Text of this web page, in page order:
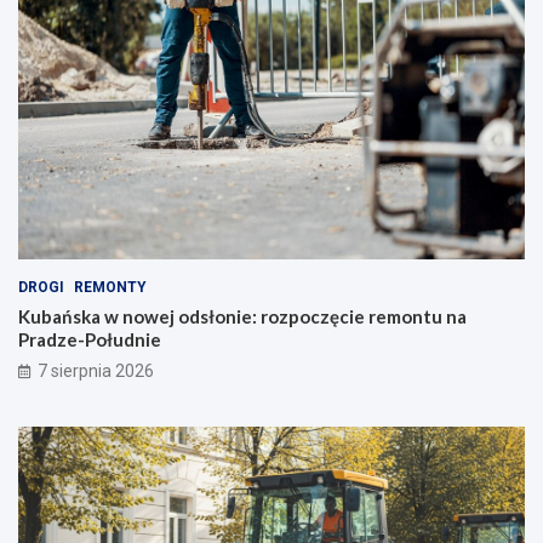
d
r
o
g
o
w
y
m
DROGI REMONTY
Kubańska w nowej odsłonie: rozpoczęcie remontu na
Pradze-Południe
7 sierpnia 2026